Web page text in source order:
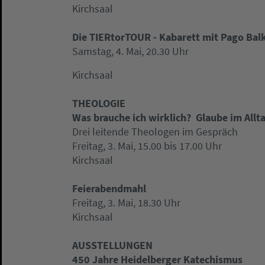
Kirchsaal
Die TIERtorTOUR - Kabarett mit Pago
Samstag, 4. Mai, 20.30 Uhr
Kirchsaal
THEOLOGIE
Was brauche ich wirklich?  Glaube im
Drei leitende Theologen im Gespräch
Freitag, 3. Mai, 15.00 bis 17.00 Uhr
Kirchsaal
Feierabendmahl
Freitag, 3. Mai, 18.30 Uhr
Kirchsaal
AUSSTELLUNGEN
450 Jahre Heidelberger Katechismus